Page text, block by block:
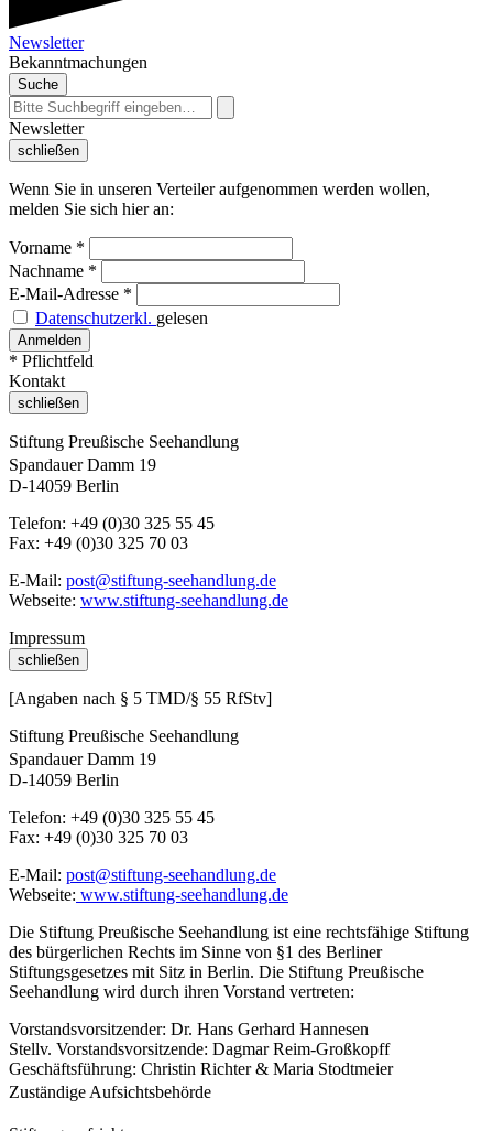
Newsletter
Bekanntmachungen
Suche
Newsletter
schließen
Wenn Sie in unseren Verteiler aufgenommen werden wollen,
melden Sie sich hier an:
Vorname *
Nachname *
E-Mail-Adresse *
Datenschutzerkl. gelesen
* Pflichtfeld
Kontakt
schließen
Stiftung Preußische Seehandlung
Spandauer Damm 19
D-14059 Berlin
Telefon: +49 (0)30 325 55 45
Fax: +49 (0)30 325 70 03
E-Mail: post@stiftung-seehandlung.de
Webseite: www.stiftung-seehandlung.de
Impressum
schließen
[Angaben nach § 5 TMD/§ 55 RfStv]
Stiftung Preußische Seehandlung
Spandauer Damm 19
D-14059 Berlin
Telefon: +49 (0)30 325 55 45
Fax: +49 (0)30 325 70 03
E-Mail: post@stiftung-seehandlung.de
Webseite: www.stiftung-seehandlung.de
Die Stiftung Preußische Seehandlung ist eine rechtsfähige Stiftung
des bürgerlichen Rechts im Sinne von §1 des Berliner
Stiftungsgesetzes mit Sitz in Berlin. Die Stiftung Preußische
Seehandlung wird durch ihren Vorstand vertreten:
Vorstandsvorsitzender: Dr. Hans Gerhard Hannesen
Stellv. Vorstandsvorsitzende: Dagmar Reim-Großkopff
Geschäftsführung: Christin Richter & Maria Stodtmeier
Zuständige Aufsichtsbehörde